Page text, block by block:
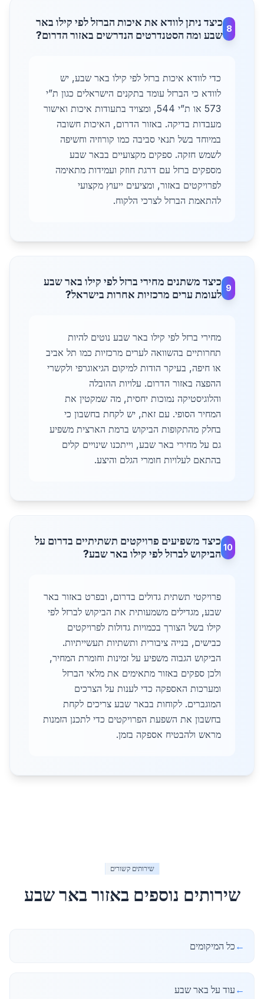
8
כיצד ניתן לוודא את איכות הברזל לפי קילו באר
שבע ומה הסטנדרטים הנדרשים באזור הדרום?
כדי לוודא איכות ברזל לפי קילו באר שבע, יש
לוודא כי הברזל עומד בתקנים הישראלים כגון ת”י
573 או ת”י 544, ומצויד בתעודות איכות ואישור
מעבדות בדיקה. באזור הדרום, האיכות חשובה
במיוחד בשל תנאי סביבה כמו קורוזיה וחשיפה
לשמש חזקה. ספקים מקצועיים בבאר שבע
מספקים ברזל עם דרגת חוזק ועמידות מתאימה
לפרויקטים באזור, ומציעים ייעוץ מקצועי
להתאמת הברזל לצרכי הלקוח.
9
כיצד משתנים מחירי ברזל לפי קילו באר שבע
לעומת ערים מרכזיות אחרות בישראל?
מחירי ברזל לפי קילו באר שבע נוטים להיות
תחרותיים בהשוואה לערים מרכזיות כמו תל אביב
או חיפה, בעיקר הודות למיקום הגיאוגרפי ולקשרי
ההפצה באזור הדרום. עלויות ההובלה
והלוגיסטיקה נמוכות יחסית, מה שמקטין את
המחיר הסופי. עם זאת, יש לקחת בחשבון כי
בחלק מהתקופות הביקוש ברמת הארצית משפיע
גם על מחירי באר שבע, וייתכנו שינויים קלים
בהתאם לעלויות חומרי הגלם והיצע.
10
כיצד משפיעים פרויקטים תשתיתיים בדרום על
הביקוש לברזל לפי קילו באר שבע?
פרויקטי תשתית גדולים בדרום, ובפרט באזור באר
שבע, מגדילים משמעותית את הביקוש לברזל לפי
קילו בשל הצורך בכמויות גדולות לפרויקטים
כבישים, בנייה ציבורית ותשתיות תעשייתיות.
הביקוש הגבוה משפיע על זמינות וחומרת המחיר,
ולכן ספקים באזור מתאימים את מלאי הברזל
ומערכות האספקה כדי לענות על הצרכים
המוגברים. לקוחות בבאר שבע צריכים לקחת
בחשבון את השפעת הפרויקטים כדי לתכנן הזמנות
מראש ולהבטיח אספקה בזמן.
שירותים קשורים
שירותים נוספים באזורבאר שבע
← כל המיקומים
← עוד על באר שבע